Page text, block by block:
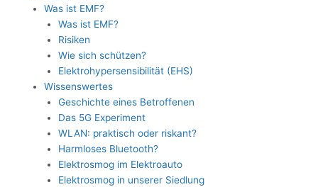
Was ist EMF?
Was ist EMF?
Risiken
Wie sich schützen?
Elektrohypersensibilität (EHS)
Wissenswertes
Geschichte eines Betroffenen
Das 5G Experiment
WLAN: praktisch oder riskant?
Harmloses Bluetooth?
Elektrosmog im Elektroauto
Elektrosmog in unserer Siedlung